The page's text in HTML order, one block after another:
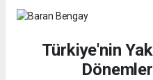
Türkiye'nin